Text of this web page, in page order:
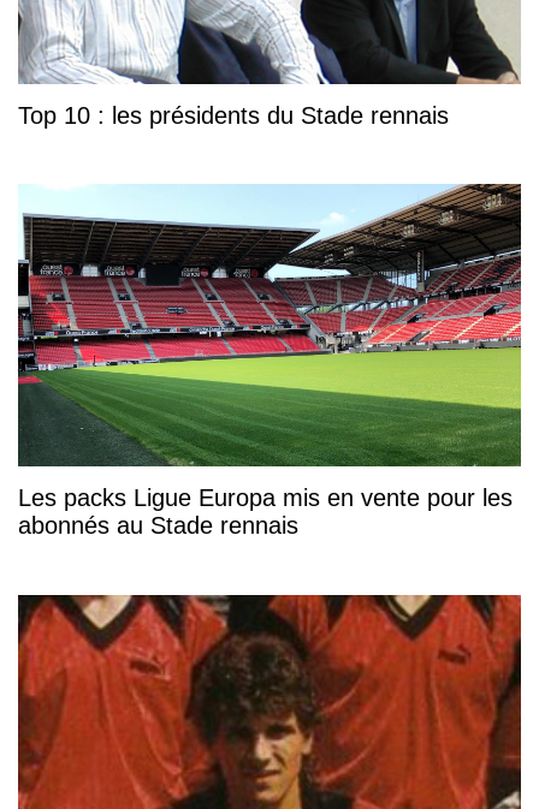
Top 10 : les présidents du Stade rennais
Les packs Ligue Europa mis en vente pour les
abonnés au Stade rennais